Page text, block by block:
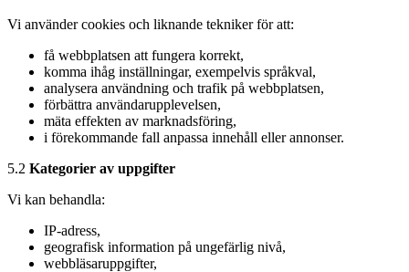
Vi använder cookies och liknande tekniker för att:
få webbplatsen att fungera korrekt,
komma ihåg inställningar, exempelvis språkval,
analysera användning och trafik på webbplatsen,
förbättra användarupplevelsen,
mäta effekten av marknadsföring,
i förekommande fall anpassa innehåll eller annonser.
5.2 Kategorier av uppgifter
Vi kan behandla:
IP-adress,
geografisk information på ungefärlig nivå,
webbläsaruppgifter,